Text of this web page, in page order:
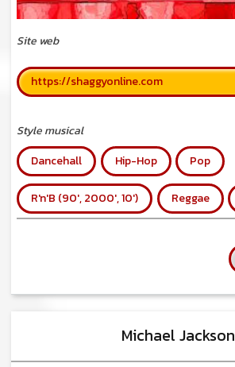
Site web
https://shaggyonline.com
Style musical
Dancehall
Hip-Hop Pop
R'n'B (90', 2000', 10') Reggae
Michael Jackson